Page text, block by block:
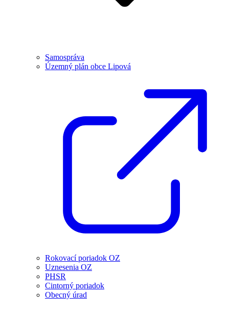
Samospráva
Územný plán obce Lipová
Rokovací poriadok OZ
Uznesenia OZ
PHSR
Cintorný poriadok
Obecný úrad